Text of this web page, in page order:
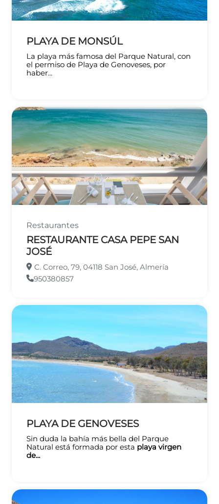
PLAYA DE MONSÚL
La playa más famosa del Parque Natural, con
el permiso de Playa de Genoveses, por
haber...
Restaurantes
RESTAURANTE CASA PEPE SAN
JOSÉ
C. Correo, 79, 04118 San José, Almería
950380857
PLAYA DE GENOVESES
Sin duda la bahía más bella del Parque
Natural está formada por esta playa virgen
de...